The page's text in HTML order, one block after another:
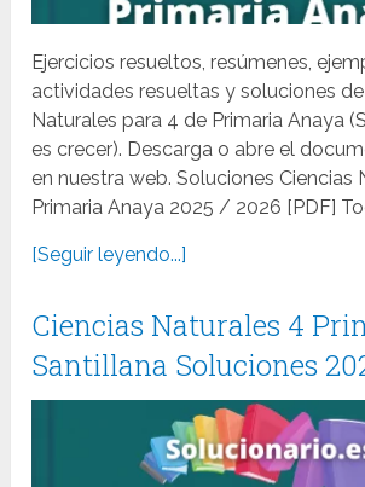
Ejercicios resueltos, resúmenes,
actividades resueltas y soluciones
Naturales para 4 de Primaria Anaya
es crecer). Descarga o abre el
en nuestra web. Soluciones Ciencias
Primaria Anaya 2025 / 2026 [PDF]
[Seguir leyendo...]
Ciencias Naturales 4
Santillana Soluciones